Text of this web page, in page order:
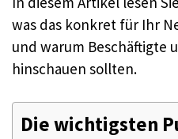
was das konkret für Ihr
und warum Beschäftigte
hinschauen sollten.
Die wichtigsten